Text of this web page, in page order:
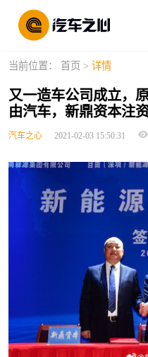
当前位置： 首页 > 详情
又一造车公司成立，
由汽车，新鼎资本注
汽车之心 2021-02-03 15:50:31